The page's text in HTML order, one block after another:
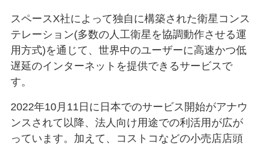
スペースX社によって独自に構築された衛星コンス
テレーション(多数の人工衛星を協調動作させる運
用方式)を通じて、世界中のユーザーに高速かつ低
遅延のインターネットを提供できるサービスで
す。
2022年10月11日に日本でのサービス開始がアナウ
ンスされて以降、法人向け用途での利活用が広が
っています。加えて、コストコなどの小売店店頭